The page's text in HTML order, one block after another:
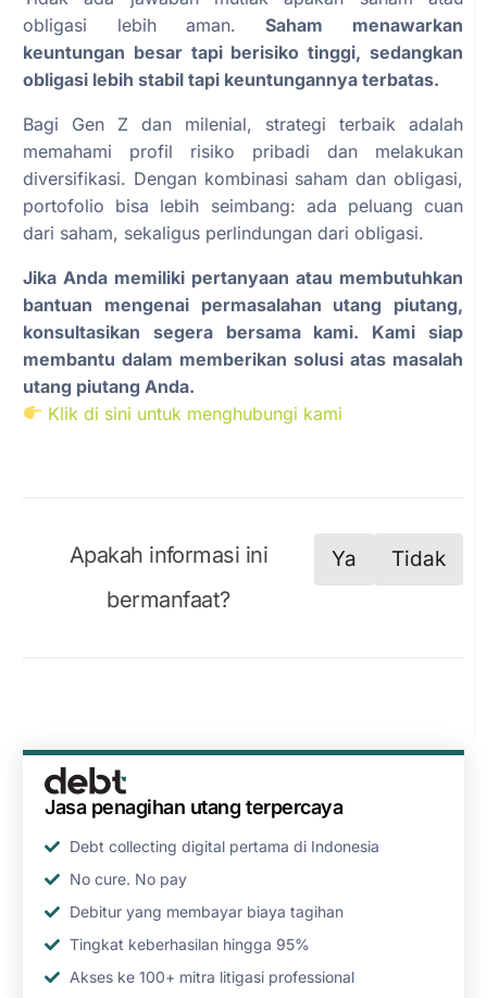
obligasi lebih aman.Saham menawarkan
keuntungan besar tapi berisiko tinggi, sedangkan
obligasi lebih stabil tapi keuntungannya terbatas.
Bagi Gen Z dan milenial, strategi terbaik adalah
memahami profil risiko pribadi dan melakukan
diversifikasi. Dengan kombinasi saham dan obligasi,
portofolio bisa lebih seimbang: ada peluang cuan
dari saham, sekaligus perlindungan dari obligasi.
Jika Anda memiliki pertanyaan atau membutuhkan
bantuan mengenai permasalahan utang piutang,
konsultasikan segera bersama kami. Kami siap
membantu dalam memberikan solusi atas masalah
utang piutang Anda.
Klik di sini untuk menghubungi kami
Apakah informasi ini
bermanfaat?
Ya Tidak
Jasa penagihan utang terpercaya
Debt collecting digital pertama di Indonesia
No cure. No pay
Debitur yang membayar biaya tagihan
Tingkat keberhasilan hingga 95%
Akses ke 100+ mitra litigasi professional